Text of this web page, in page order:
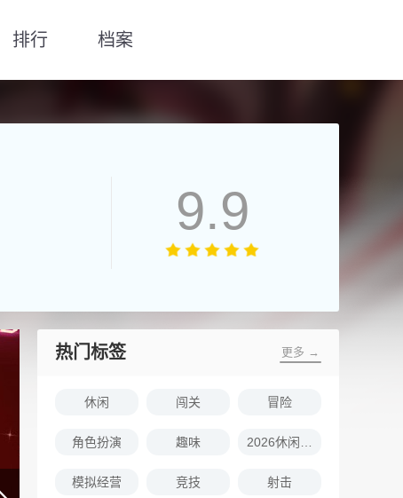
排行 档案
9.9
热门标签 更多 →
休闲 闯关 冒险
角色扮演 趣味
模拟经营 竞技 射击